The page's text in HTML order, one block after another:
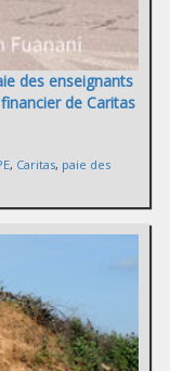
des enseignants
de Caritas
, Caritas, paie des